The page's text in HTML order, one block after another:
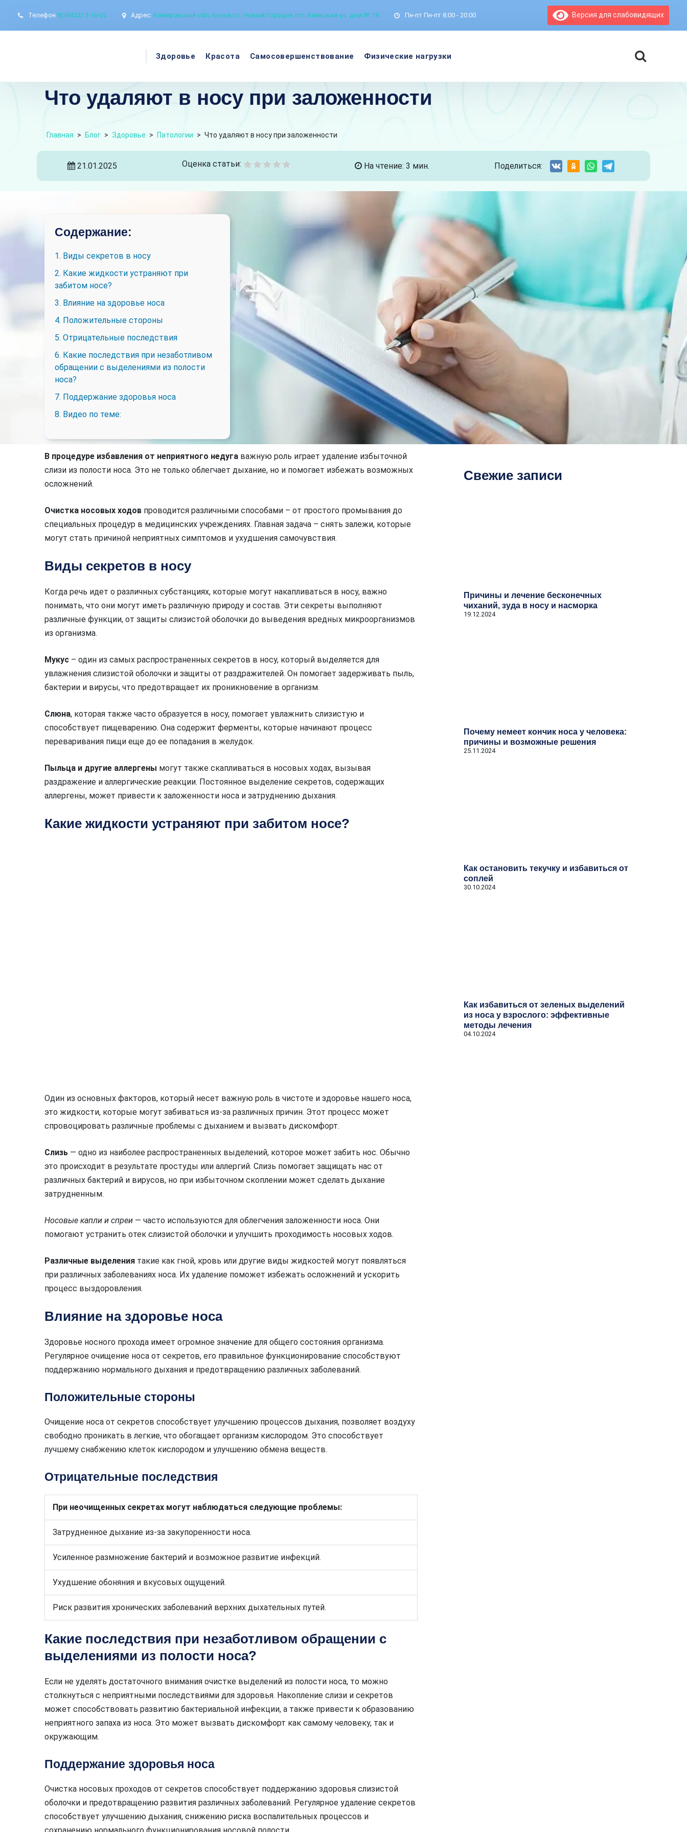
Телефон 8(38452) 3-16-02 Адрес: Кемеровская обл, Белово г, Новый Городок пгт, Киевская ул, дом № 19 Пн-пт Пн-пт 8:00 - 20:00 Версия для слабовидящих
Здоровье Красота Самосовершенствование Физические нагрузки
Что удаляют в носу при заложенности
Главная > Блог > Здоровье > Патологии > Что удаляют в носу при заложенности
21.01.2025 Оценка статьи: На чтение: 3 мин. Поделиться:
Содержание:
1. Виды секретов в носу
2. Какие жидкости устраняют при
забитом носе?
3. Влияние на здоровье носа
4. Положительные стороны
5. Отрицательные последствия
6. Какие последствия при незаботливом
обращении с выделениями из полости
носа?
7. Поддержание здоровья носа
8. Видео по теме:
В процедуре избавления от неприятного недуга важную роль играет удаление избыточной
слизи из полости носа. Это не только облегчает дыхание, но и помогает избежать возможных
осложнений.
Очистка носовых ходов проводится различными способами – от простого промывания до
специальных процедур в медицинских учреждениях. Главная задача – снять залежи, которые
могут стать причиной неприятных симптомов и ухудшения самочувствия.
Виды секретов в носу
Когда речь идет о различных субстанциях, которые могут накапливаться в носу, важно
понимать, что они могут иметь различную природу и состав. Эти секреты выполняют
различные функции, от защиты слизистой оболочки до выведения вредных микроорганизмов
из организма.
Мукус – один из самых распространенных секретов в носу, который выделяется для
увлажнения слизистой оболочки и защиты от раздражителей. Он помогает задерживать пыль,
бактерии и вирусы, что предотвращает их проникновение в организм.
Слюна, которая также часто образуется в носу, помогает увлажнить слизистую и
способствует пищеварению. Она содержит ферменты, которые начинают процесс
переваривания пищи еще до ее попадания в желудок.
Пыльца и другие аллергены могут также скапливаться в носовых ходах, вызывая
раздражение и аллергические реакции. Постоянное выделение секретов, содержащих
аллергены, может привести к заложенности носа и затруднению дыхания.
Какие жидкости устраняют при забитом носе?
Один из основных факторов, который несет важную роль в чистоте и здоровье нашего носа,
это жидкости, которые могут забиваться из-за различных причин. Этот процесс может
спровоцировать различные проблемы с дыханием и вызвать дискомфорт.
Слизь — одно из наиболее распространенных выделений, которое может забить нос. Обычно
это происходит в результате простуды или аллергий. Слизь помогает защищать нас от
различных бактерий и вирусов, но при избыточном скоплении может сделать дыхание
затрудненным.
Носовые капли и спреи — часто используются для облегчения заложенности носа. Они
помогают устранить отек слизистой оболочки и улучшить проходимость носовых ходов.
Различные выделения такие как гной, кровь или другие виды жидкостей могут появляться
при различных заболеваниях носа. Их удаление поможет избежать осложнений и ускорить
процесс выздоровления.
Влияние на здоровье носа
Здоровье носного прохода имеет огромное значение для общего состояния организма.
Регулярное очищение носа от секретов, его правильное функционирование способствуют
поддержанию нормального дыхания и предотвращению различных заболеваний.
Положительные стороны
Очищение носа от секретов способствует улучшению процессов дыхания, позволяет воздуху
свободно проникать в легкие, что обогащает организм кислородом. Это способствует
лучшему снабжению клеток кислородом и улучшению обмена веществ.
Отрицательные последствия
При неочищенных секретах могут наблюдаться следующие проблемы:
Затрудненное дыхание из-за закупоренности носа.
Усиленное размножение бактерий и возможное развитие инфекций.
Ухудшение обоняния и вкусовых ощущений.
Риск развития хронических заболеваний верхних дыхательных путей.
Какие последствия при незаботливом обращении с
выделениями из полости носа?
Если не уделять достаточного внимания очистке выделений из полости носа, то можно
столкнуться с неприятными последствиями для здоровья. Накопление слизи и секретов
может способствовать развитию бактериальной инфекции, а также привести к образованию
неприятного запаха из носа. Это может вызвать дискомфорт как самому человеку, так и
окружающим.
Поддержание здоровья носа
Очистка носовых проходов от секретов способствует поддержанию здоровья слизистой
оболочки и предотвращению развития различных заболеваний. Регулярное удаление секретов
способствует улучшению дыхания, снижению риска воспалительных процессов и
Свежие записи
Причины и лечение бесконечных
чиханий, зуда в носу и насморка
19.12.2024
Почему немеет кончик носа у человека:
причины и возможные решения
25.11.2024
Как остановить текучку и избавиться от
соплей
30.10.2024
Как избавиться от зеленых выделений
из носа у взрослого: эффективные
методы лечения
04.10.2024